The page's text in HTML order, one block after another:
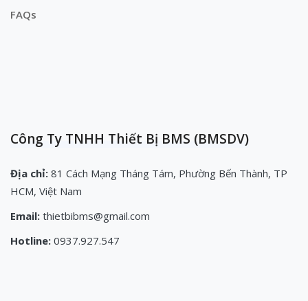
FAQs
Công Ty TNHH Thiết Bị BMS (BMSDV)
Địa chỉ: 81 Cách Mạng Tháng Tám, Phường Bến Thành, TP
HCM, Việt Nam
Email: thietbibms@gmail.com
Hotline: 0937.927.547